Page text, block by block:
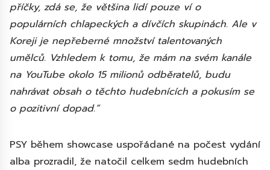
příčky, zdá se, že většina lidí pouze ví o
populárních chlapeckých a dívčích skupinách. Ale v
Koreji je nepřeberné množství talentovaných
umělců. Vzhledem k tomu, že mám na svém kanále
na YouTube okolo 15 milionů odběratelů, budu
nahrávat obsah o těchto hudebnících a pokusím se
o pozitivní dopad.“
PSY během showcase uspořádané na počest vydání
alba prozradil, že natočil celkem sedm hudebních